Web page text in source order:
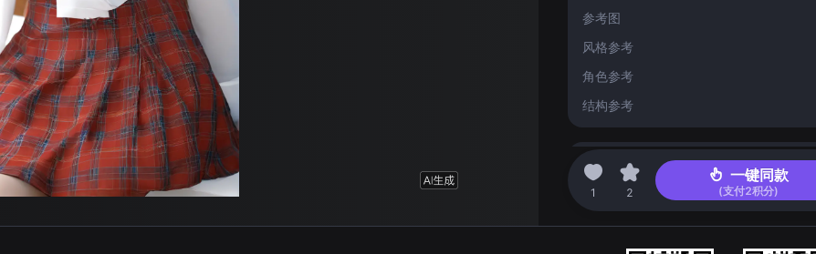
参考图
风格参考
角色参考
结构参考
精绘
精绘倍数
仅一键
1 2
一键同款
(支付2积分)